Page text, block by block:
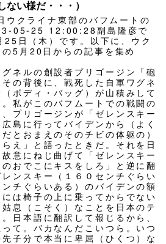
ない様だ・・・）
ウクライナ東部のバフムートの
05-25 12:00:28副島隆彦で
日（木）です。以下に、ウク
5月20日からの記事を集め
ネルの創設者プリゴージン「砲
の背後に、戦死した自軍ワグネ
ボディ・バッグ）が山積みして
私がこのバフムートでの戦闘の
プリゴージンが「ゼレンスキー
島に行ってバイデンから（よく
とおまえのそのチビの体躯の）
え」と語ったときだ。それを日
意にねじ曲げて「ゼレンスキー
おでこにキスをしろ」と逆に翻
ンスキー（１６０センチぐらい
チぐらいある）のバイデンの額
には椅子の上に乗ってからでない
息（こそく）なことを日本のテ
日本語に翻訳して報じるから、
て。バカなんだこいつら。いつ
子分で本当に卑屈（ひくつ）な